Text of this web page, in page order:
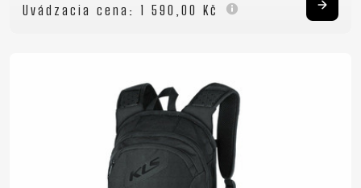
Uvádzacia cena: 1 590,00 Kč